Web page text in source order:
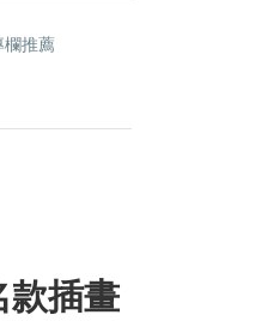
欄推薦
插畫